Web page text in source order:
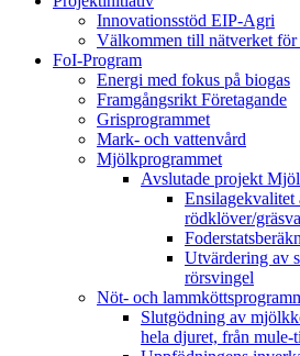
Innovationsstöd EIP-Agri
Välkommen till nätverket
FoI-Program
Energi med fokus på biogas
Framgångsrikt Företagande
Grisprogrammet
Mark- och vattenvård
Mjölkprogrammet
Avslutade projekt
Ensilagekvalitet
rödklöver/
Utvärdering av
rörsvingel
Nöt- och
Slutgödning av
hela djuret, från mule-